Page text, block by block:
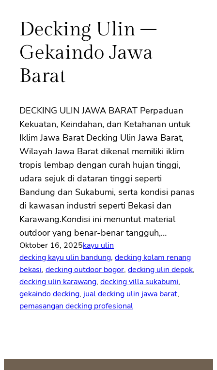
Decking Ulin –
Gekaindo Jawa
Barat
DECKING ULIN JAWA BARAT Perpaduan
Kekuatan, Keindahan, dan Ketahanan untuk
Iklim Jawa Barat Decking Ulin Jawa Barat,
Wilayah Jawa Barat dikenal memiliki iklim
tropis lembap dengan curah hujan tinggi,
udara sejuk di dataran tinggi seperti
Bandung dan Sukabumi, serta kondisi panas
di kawasan industri seperti Bekasi dan
Karawang.Kondisi ini menuntut material
outdoor yang benar-benar tangguh,…
Oktober 16, 2025kayu ulin
decking kayu ulin bandung, decking kolam renang
bekasi, decking outdoor bogor, decking ulin depok
decking ulin karawang, decking villa sukabumi
gekaindo decking, jual decking ulin jawa barat
pemasangan decking profesional